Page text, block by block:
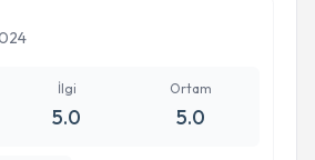
İlgi
5.0
Ortam
5.0